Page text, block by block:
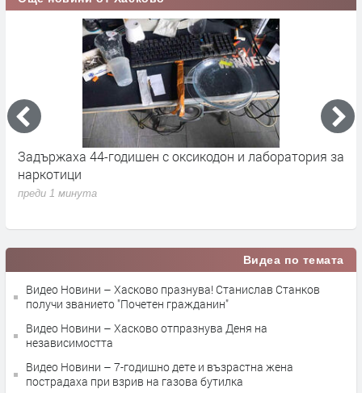
Задържаха 44-годишен с оксикодон и лаборатория за
наркотици
преди 1 минута
Видеа по темата
Видео Новини – Хасково празнува! Станислав Станков
получи званието "Почетен гражданин"
Видео Новини – Хасково отпразнува Деня на
независимостта
Видео Новини – 7-годишно дете и възрастна жена
пострадаха при взрив на газова бутилка